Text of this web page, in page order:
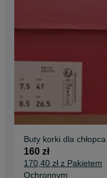
Buty korki dla chłopca
160 zł
170,40 zł z Pakietem
Ochronnym